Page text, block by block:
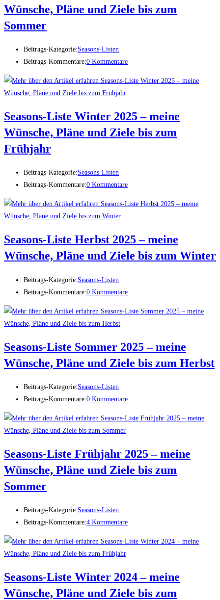
Wünsche, Pläne und Ziele bis zum
Sommer
Beitrags-Kategorie:Seasons-Listen
Beitrags-Kommentare:0 Kommentare
Seasons-Liste Winter 2025 – meine
Wünsche, Pläne und Ziele bis zum
Frühjahr
Beitrags-Kategorie:Seasons-Listen
Beitrags-Kommentare:0 Kommentare
Seasons-Liste Herbst 2025 – meine
Wünsche, Pläne und Ziele bis zum Winter
Beitrags-Kategorie:Seasons-Listen
Beitrags-Kommentare:0 Kommentare
Seasons-Liste Sommer 2025 – meine
Wünsche, Pläne und Ziele bis zum Herbst
Beitrags-Kategorie:Seasons-Listen
Beitrags-Kommentare:0 Kommentare
Seasons-Liste Frühjahr 2025 – meine
Wünsche, Pläne und Ziele bis zum
Sommer
Beitrags-Kategorie:Seasons-Listen
Beitrags-Kommentare:4 Kommentare
Seasons-Liste Winter 2024 – meine
Wünsche, Pläne und Ziele bis zum